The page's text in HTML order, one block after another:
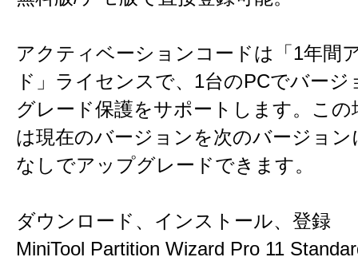
アクティベーションコードは「1年間
ド」ライセンスで、1台のPCでバージ
グレード保護をサポートします。この
は現在のバージョンを次のバージョン
なしでアップグレードできます。
ダウンロード、インストール、登録
MiniTool Partition Wizard Pro 11